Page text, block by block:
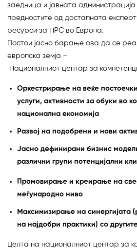
заедница и јавната
предностите од достапната
ресурси за HPC во Европа.
Постои јасно барање ова да се
eвропска земја –
Националниот центар за
Оркестрирање на веќе
услуги, активности за обуки во
национална економија
Развој на подобрени и нови
Јасно дефинирани бизнис
различни групи потенцијални
Промовирање и креирање на
меѓународно ниво
Максимизирање на синергијата
на најдобри практики) со
Целта на националниот центар за